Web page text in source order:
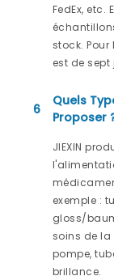
FedEx, etc.
stock.
est de sept
6
Quels
Proposer
JIEXIN
exemple :
gloss/
soins de la
pompe,
brillance.